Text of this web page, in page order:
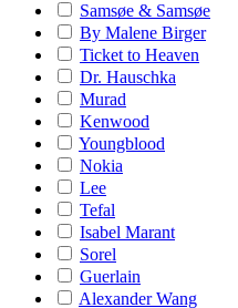
Samsøe & Samsøe
By Malene Birger
Ticket to Heaven
Dr. Hauschka
Murad
Kenwood
Youngblood
Nokia
Lee
Tefal
Isabel Marant
Sorel
Guerlain
Alexander Wang